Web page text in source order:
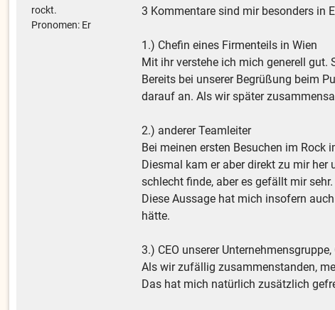
rockt.
Pronomen: Er
3 Kommentare sind mir besonders in
1.) Chefin eines Firmenteils in Wien
Mit ihr verstehe ich mich generell gut.
Bereits bei unserer Begrüßung beim
darauf an. Als wir später
2.) anderer Teamleiter
Bei meinen ersten Besuchen im
Diesmal kam er aber direkt zu mir
schlecht finde, aber es gefällt mir
Diese Aussage hat mich insofern
hätte.
3.) CEO unserer
Als wir zufällig zusammenstanden,
Das hat mich natürlich zusätzlich